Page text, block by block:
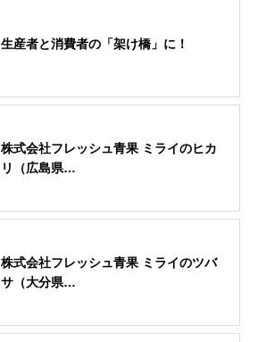
生産者と消費者の「架け橋」に！
株式会社フレッシュ青果 ミライのヒカ
リ（広島県…
株式会社フレッシュ青果 ミライのツバ
サ（大分県…